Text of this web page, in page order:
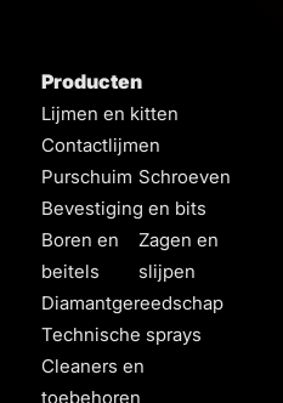
Producten
Lijmen en kitten
Contactlijmen
Purschuim Schroeven
Bevestiging en bits
Boren en
beitels
Zagen en
slijpen
Diamantgereedschap
Technische sprays
Cleaners en
toebehoren